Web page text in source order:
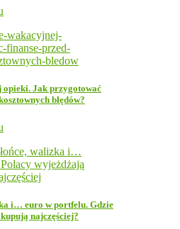
opieki. Jak przygotować
błędów?
i… euro w portfelu. Gdzie
najczęściej?